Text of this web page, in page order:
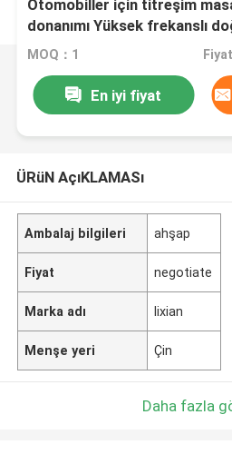
Otomobiller için titreşim
donanımı Yüksek frekanslı
6000 Hz/Min Otomobiller
MOQ：1
En iyi fiyat
ÜRüN AçıKLAMASı
Ambalaj bilgileri ahşap
Fiyat negotiate
Marka adı lixian
Menşe yeri Çin
Daha fazla